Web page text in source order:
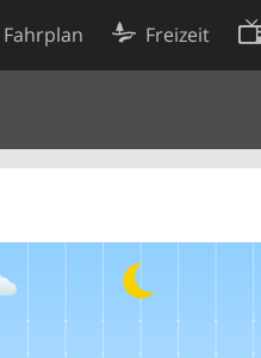
Fahrplan Freizeit
Cookie-Einstellungen